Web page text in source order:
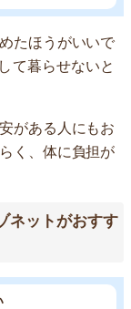
たほうがいいで
て暮らせないと
がある人にもお
く、体に負担が
ネットがおすす